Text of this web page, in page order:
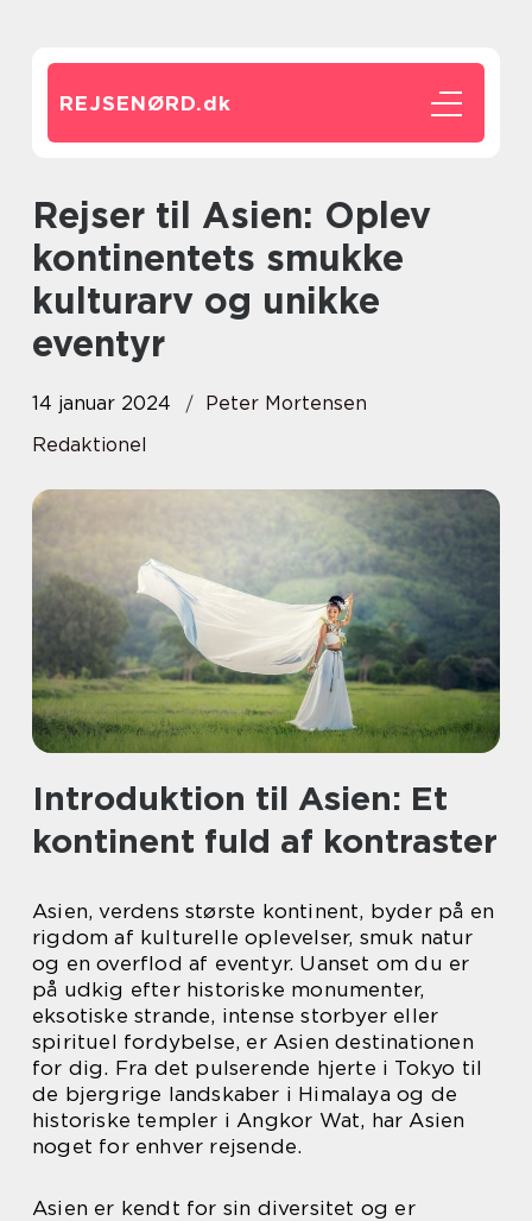
REJSENØRD.dk
Rejser til Asien: Oplev
kontinentets smukke
kulturarv og unikke
eventyr
14 januar 2024
Peter Mortensen
Redaktionel
Introduktion til Asien: Et
kontinent fuld af kontraster
Asien, verdens største kontinent, byder på en
rigdom af kulturelle oplevelser, smuk natur
og en overflod af eventyr. Uanset om du er
på udkig efter historiske monumenter,
eksotiske strande, intense storbyer eller
spirituel fordybelse, er Asien destinationen
for dig. Fra det pulserende hjerte i Tokyo til
de bjergrige landskaber i Himalaya og de
historiske templer i Angkor Wat, har Asien
noget for enhver rejsende.
Asien er kendt for sin diversitet og er